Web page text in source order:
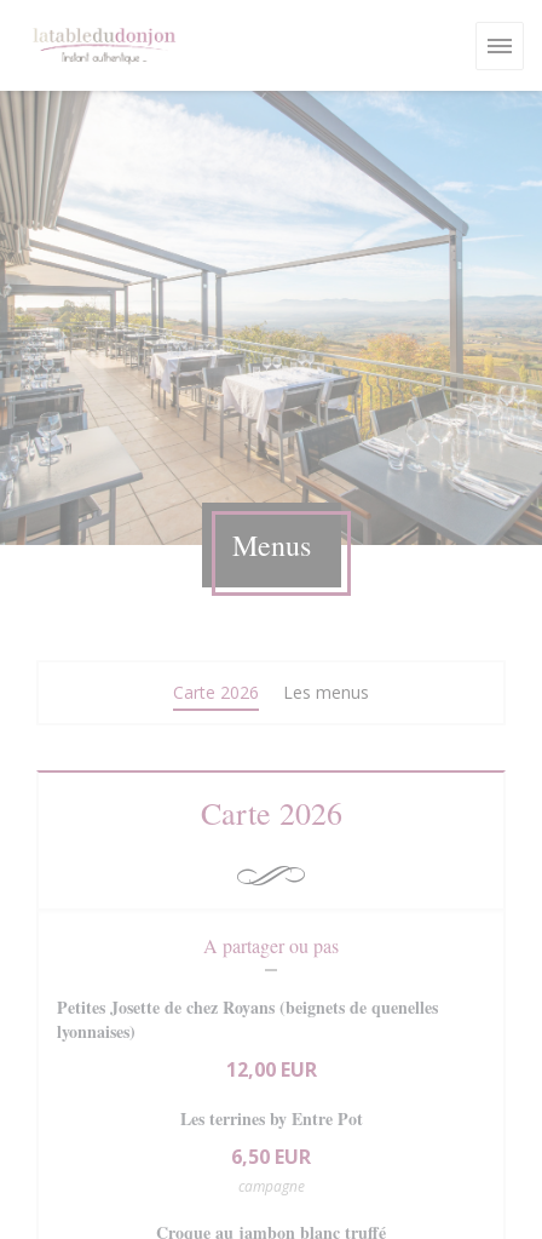
Menus
Carte 2026 Les menus
Carte 2026
A partager ou pas
Petites Josette de chez Royans (beignets de quenelles
lyonnaises)
12,00 EUR
Les terrines by Entre Pot
6,50 EUR
campagne
Croque au jambon blanc truffé